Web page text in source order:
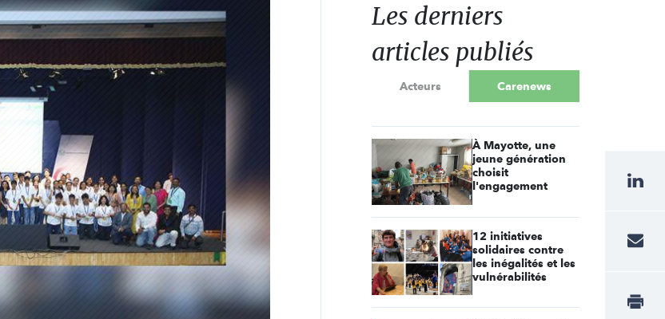
Les derniers
articles publiés
Acteurs Carenews
À Mayotte, une
jeune génération
choisit
l'engagement
12 initiatives
solidaires contre
les inégalités et les
vulnérabilités